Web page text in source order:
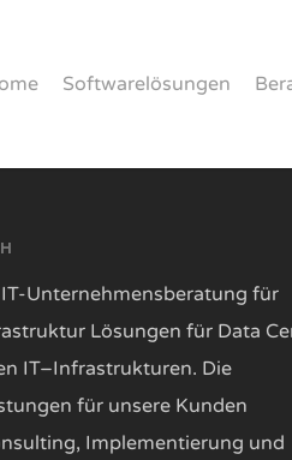
Softwarelösungen
Unternehmensberatung für
Lösungen für Data
IT–Infrastrukturen. Die
für unsere Kunden
Implementierung und